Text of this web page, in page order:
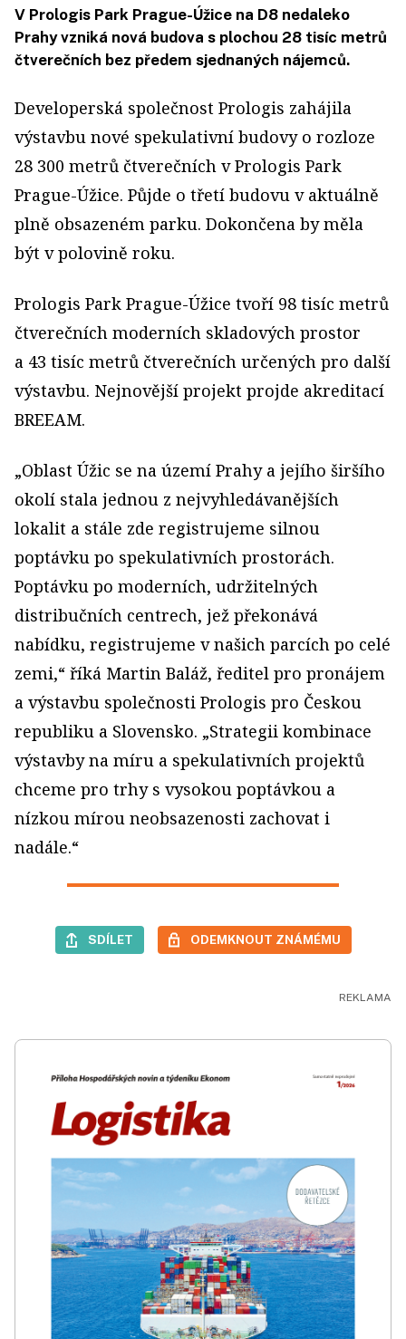
V Prologis Park Prague-Úžice na D8 nedaleko
Prahy vzniká nová budova s plochou 28 tisíc metrů
čtverečních bez předem sjednaných nájemců.
Developerská společnost Prologis zahájila
výstavbu nové spekulativní budovy o rozloze
28 300 metrů čtverečních v Prologis Park
Prague-Úžice. Půjde o třetí budovu v aktuálně
plně obsazeném parku. Dokončena by měla
být v polovině roku.
Prologis Park Prague-Úžice tvoří 98 tisíc metrů
čtverečních moderních skladových prostor
a 43 tisíc metrů čtverečních určených pro další
výstavbu. Nejnovější projekt projde akreditací
BREEAM.
„Oblast Úžic se na území Prahy a jejího širšího
okolí stala jednou z nejvyhledávanějších
lokalit a stále zde registrujeme silnou
poptávku po spekulativních prostorách.
Poptávku po moderních, udržitelných
distribučních centrech, jež překonává
nabídku, registrujeme v našich parcích po celé
zemi,“ říká Martin Baláž, ředitel pro pronájem
a výstavbu společnosti Prologis pro Českou
republiku a Slovensko. „Strategii kombinace
výstavby na míru a spekulativních projektů
chceme pro trhy s vysokou poptávkou a
nízkou mírou neobsazenosti zachovat i
nadále.“
SDÍLET ODEMKNOUT ZNÁMÉMU